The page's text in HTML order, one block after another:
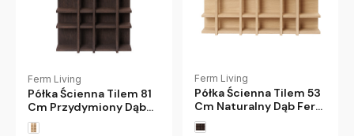
Ferm Living
Półka Ścienna Tilem 81
Cm Przydymiony Dąb
Ferm Living
Ferm Living
Półka Ścienna Tilem 53
Cm Naturalny Dąb Ferm
Living